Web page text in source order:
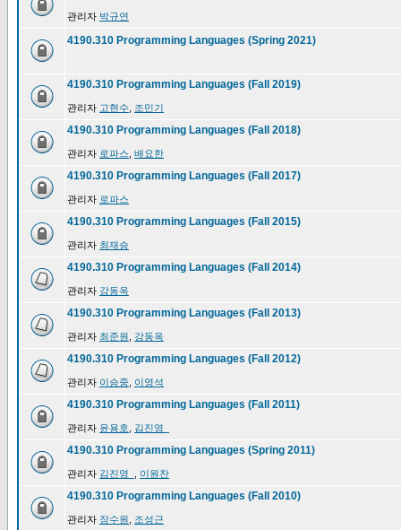
관리자 박규연
4190.310 Programming Languages (Spring 2021)
4190.310 Programming Languages (Fall 2019)
관리자 고현수 조민기
4190.310 Programming Languages (Fall 2018)
관리자 로파스 배요한
4190.310 Programming Languages (Fall 2017)
관리자 로파스
4190.310 Programming Languages (Fall 2015)
관리자 최재승
4190.310 Programming Languages (Fall 2014)
관리자 강동옥
4190.310 Programming Languages (Fall 2013)
관리자 최준원 강동옥
4190.310 Programming Languages (Fall 2012)
관리자 이승중 이영석
4190.310 Programming Languages (Fall 2011)
관리자 윤용호 김진영_
4190.310 Programming Languages (Spring 2011)
관리자 김진영_ 이원찬
4190.310 Programming Languages (Fall 2010)
관리자 장수원 조성근